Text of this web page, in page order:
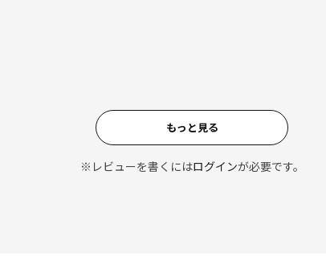
もっと見る
※レビューを書くにはログインが必要です。